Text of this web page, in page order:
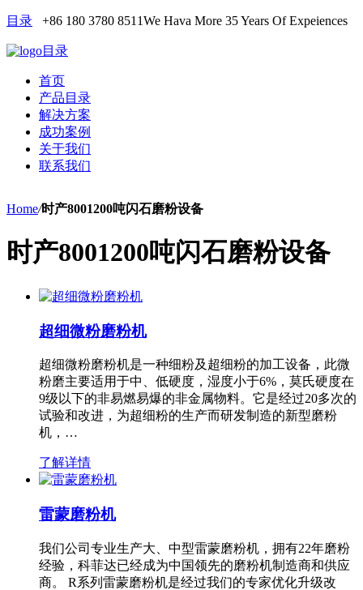
目录 +86 180 3780 8511We Hava More 35 Years Of Expeiences
目录
首页
产品目录
解决方案
成功案例
关于我们
联系我们
Home/时产8001200吨闪石磨粉设备
时产8001200吨闪石磨粉设备
超细微粉磨粉机
超细微粉磨粉机是一种细粉及超细粉的加工设备，此微
粉磨主要适用于中、低硬度，湿度小于6%，莫氏硬度在
9级以下的非易燃易爆的非金属物料。它是经过20多次的
试验和改进，为超细粉的生产而研发制造的新型磨粉
机，…
了解详情
雷蒙磨粉机
我们公司专业生产大、中型雷蒙磨粉机，拥有22年磨粉
经验，科菲达已经成为中国领先的磨粉机制造商和供应
商。 R系列雷蒙磨粉机是经过我们的专家优化升级改